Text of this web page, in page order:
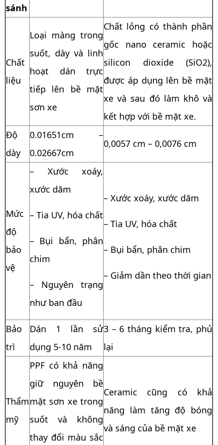
sánh
Chất
liệu
Loại màng trong
suốt, dày và linh
hoạt dán trực
tiếp lên bề mặt
sơn xe
Chất lỏng có thành phần
gốc nano ceramic hoặc
silicon dioxide (SiO2),
được áp dụng lên bề mặt
xe và sau đó làm khô và
kết hợp với bề mặt xe.
Độ
dày
0.01651cm –
0.02667cm
0,0057 cm – 0,0076 cm
Mức
độ
bảo
vệ
– Xước xoáy,
xước dăm
– Tia UV, hóa chất
– Bụi bẩn, phân
chim
– Nguyên trạng
như ban đầu
– Xước xoáy, xước dăm
– Tia UV, hóa chất
– Bụi bẩn, phân chim
– Giảm dần theo thời gian
Bảo
trì
Dán 1 lần sử
dụng 5-10 năm
3 – 6 tháng kiểm tra, phủ
lại
Thẩm
mỹ
PPF có khả năng
giữ nguyên bề
mặt sơn xe trong
suốt và không
thay đổi màu sắc
Ceramic cũng có khả
năng làm tăng độ bóng
và sáng của bề mặt xe